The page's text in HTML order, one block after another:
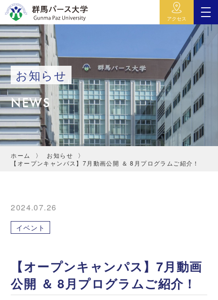
アクセス
お知らせ
NEWS
ホーム
お知らせ
【オープンキャンパス】7月動画公開 ＆ 8月プログラムご紹介！
2024.07.26
イベント
【オープンキャンパス】7月動画
公開 ＆ 8月プログラムご紹介！